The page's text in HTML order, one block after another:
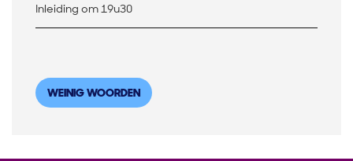
Inleiding om 19u30
WEINIG WOORDEN